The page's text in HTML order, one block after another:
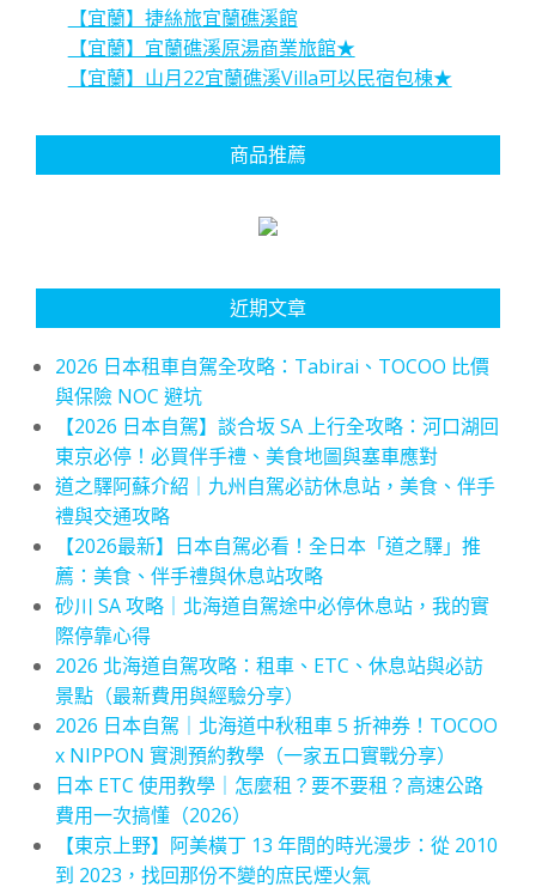
【宜蘭】捷絲旅宜蘭礁溪館
【宜蘭】宜蘭礁溪原湯商業旅館★
【宜蘭】山月22宜蘭礁溪Villa可以民宿包棟★
商品推薦
近期文章
2026 日本租車自駕全攻略：Tabirai、TOCOO 比價
與保險 NOC 避坑
【2026 日本自駕】談合坂 SA 上行全攻略：河口湖回
東京必停！必買伴手禮、美食地圖與塞車應對
道之驛阿蘇介紹｜九州自駕必訪休息站，美食、伴手
禮與交通攻略
【2026最新】日本自駕必看！全日本「道之驛」推
薦：美食、伴手禮與休息站攻略
砂川 SA 攻略｜北海道自駕途中必停休息站，我的實
際停靠心得
2026 北海道自駕攻略：租車、ETC、休息站與必訪
景點（最新費用與經驗分享）
2026 日本自駕｜北海道中秋租車 5 折神券！TOCOO
x NIPPON 實測預約教學（一家五口實戰分享）
日本 ETC 使用教學｜怎麼租？要不要租？高速公路
費用一次搞懂（2026）
【東京上野】阿美橫丁 13 年間的時光漫步：從 2010
到 2023，找回那份不變的庶民煙火氣